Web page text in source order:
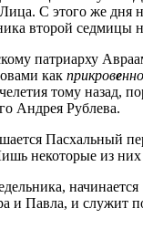
С этого же дня
второй седмицы
патриарху
как прикрове
тому назад,
Андрея Рублева.
Пасхальный
некоторые из
Павла, и служит